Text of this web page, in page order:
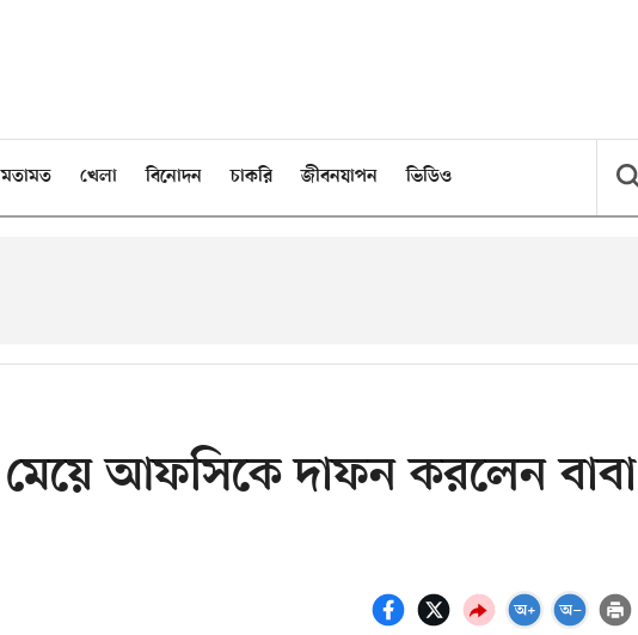
মতামত খেলা বিনোদন চাকরি জীবনযাপন ভিডিও
মেয়ে আফসিকে দাফন করলেন বাবা